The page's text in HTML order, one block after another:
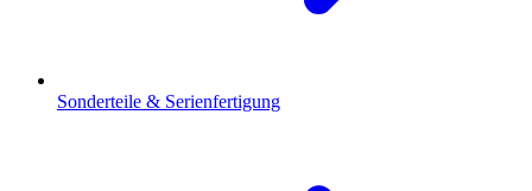
Sonderteile & Serienfertigung